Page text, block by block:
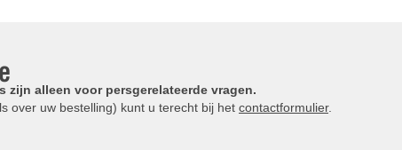
zijn alleen voor persgerelateerde vragen.
over uw bestelling) kunt u terecht bij het contactformulier.